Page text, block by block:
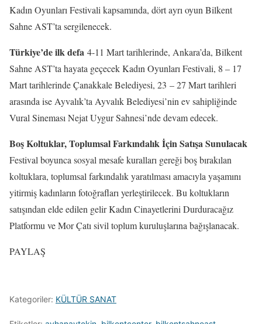
Kadın Oyunları Festivali kapsamında, dört ayrı oyun Bilkent
Sahne AST’ta sergilenecek.
Türkiye’de ilk defa 4-11 Mart tarihlerinde, Ankara’da, Bilkent
Sahne AST’ta hayata geçecek Kadın Oyunları Festivali, 8 – 17
Mart tarihlerinde Çanakkale Belediyesi, 23 – 27 Mart tarihleri
arasında ise Ayvalık’ta Ayvalık Belediyesi’nin ev sahipliğinde
Vural Sineması Nejat Uygur Sahnesi’nde devam edecek.
Boş Koltuklar, Toplumsal Farkındalık İçin Satışa Sunulacak
Festival boyunca sosyal mesafe kuralları gereği boş bırakılan
koltuklara, toplumsal farkındalık yaratılması amacıyla yaşamını
yitirmiş kadınların fotoğrafları yerleştirilecek. Bu koltukların
satışından elde edilen gelir Kadın Cinayetlerini Durduracağız
Platformu ve Mor Çatı sivil toplum kuruluşlarına bağışlanacak.
PAYLAŞ
Kategoriler: KÜLTÜR SANAT